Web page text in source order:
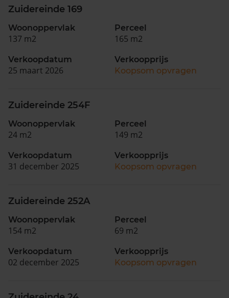
Zuidereinde 169
Woonoppervlak
137 m2
Perceel
165 m2
Verkoopdatum
25 maart 2026
Verkoopprijs
Koopsom opvragen
Zuidereinde 254F
Woonoppervlak
24 m2
Perceel
149 m2
Verkoopdatum
31 december 2025
Verkoopprijs
Koopsom opvragen
Zuidereinde 252A
Woonoppervlak
154 m2
Perceel
69 m2
Verkoopdatum
02 december 2025
Verkoopprijs
Koopsom opvragen